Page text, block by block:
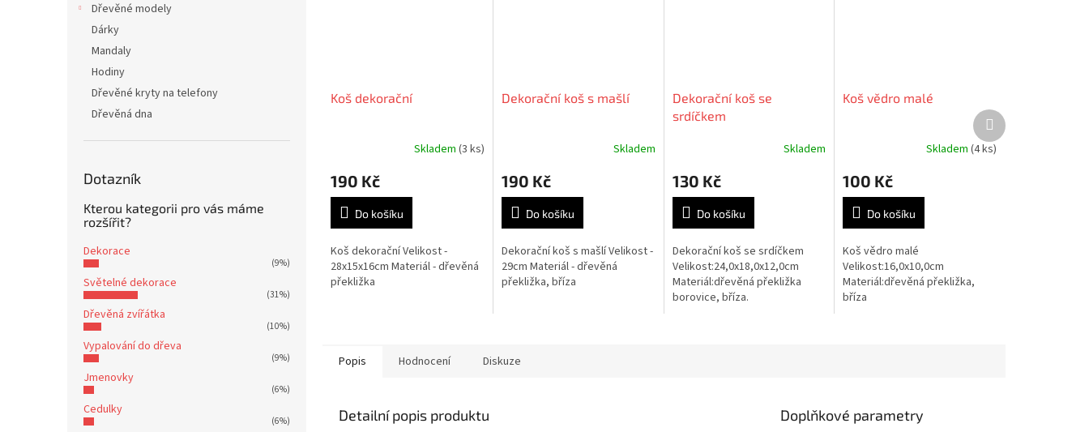
Dřevěné modely
Dárky
Mandaly
Hodiny
Dřevěné kryty na telefony
Dřevěná dna
Dotazník
Kterou kategorii pro vás máme
rozšířit?
Dekorace
(9%)
Světelné dekorace
(31%)
Dřevěná zvířátka
(10%)
Vypalování do dřeva
(9%)
Jmenovky
(6%)
Cedulky
(6%)
Koš dekorační
Skladem (3 ks)
190 Kč
Do košíku
Koš dekorační Velikost -
28x15x16cm Materiál - dřevěná
překližka
Dekorační koš s mašlí
produktu
je
5,0
z
5
hvězdiček.
Skladem
190 Kč
Do košíku
Dekorační koš s mašlí Velikost -
29cm Materiál - dřevěná
překližka, bříza
Dekorační koš se
srdíčkem
Skladem
130 Kč
Do košíku
Dekorační koš se srdíčkem
Velikost:24,0x18,0x12,0cm
Materiál:dřevěná překližka
borovice, bříza.
Koš vědro malé
Skladem (4 ks)
100 Kč
Do košíku
Koš vědro malé
Velikost:16,0x10,0cm
Materiál:dřevěná překližka,
bříza
Další
produkt
Popis Hodnocení Diskuze
Detailní popis produktu Doplňkové parametry